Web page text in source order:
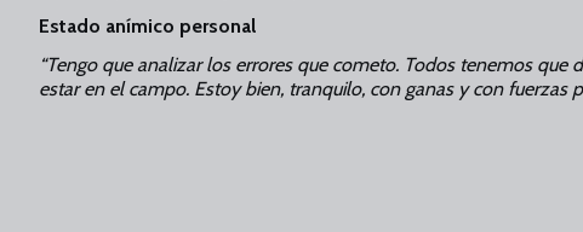
Estado anímico personal
“Tengo que analizar los errores que cometo. Todos tenemos que
estar en el campo. Estoy bien, tranquilo, con ganas y con fuerzas